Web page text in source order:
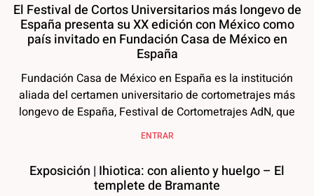
El Festival de Cortos Universitarios más longevo de
España presenta su XX edición con México como
país invitado en Fundación Casa de México en
España
Fundación Casa de México en España es la institución
aliada del certamen universitario de cortometrajes más
longevo de España, Festival de Cortometrajes AdN, que
ENTRAR
Exposición | Ihiotica: con aliento y huelgo – El
templete de Bramante